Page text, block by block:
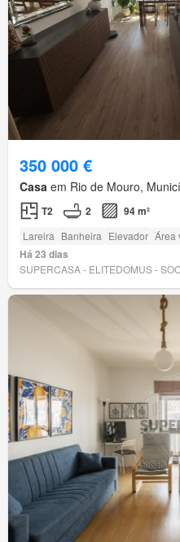
350 000 €
Casa em Rio de Mouro,
T2 2 94 m²
Lareira Banheira Elevador Área
Há 23 dias